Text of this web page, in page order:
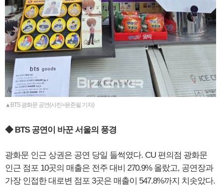
▲BTS 광화문 공연(사진=윤준필 기자)
◆ BTS 공연이 바꾼 서울의 풍경
광화문 인근 상권은 공연 당일 들썩였다. CU 편의점 광화문
인근 점포 10곳의 매출은 전주 대비 270.9% 올랐고, 공연장과
가장 인접한 대로변 점포 3곳은 매출이 547.8%까지 치솟았다.